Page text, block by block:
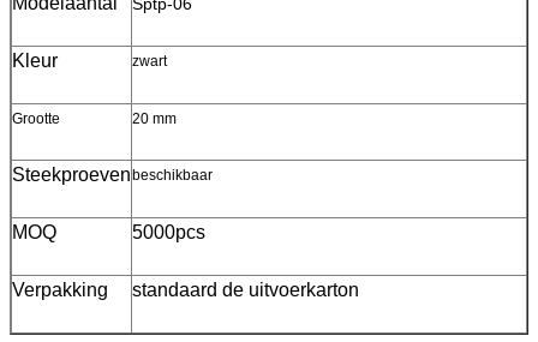
Kleur zwart
Grootte 20 mm
Steekproevenbeschikbaar
MOQ 5000pcs
Verpakking standaard de uitvoerkarton